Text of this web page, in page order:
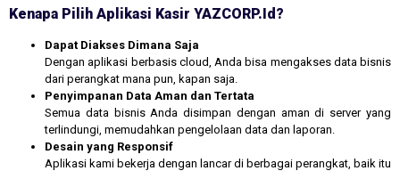
Kenapa Pilih Aplikasi Kasir YAZCORP.id?
Dapat Diakses Dimana Saja
Dengan aplikasi berbasis cloud, Anda bisa mengakses data bisnis
dari perangkat mana pun, kapan saja.
Penyimpanan Data Aman dan Tertata
Semua data bisnis Anda disimpan dengan aman di server yang
terlindungi, memudahkan pengelolaan data dan laporan.
Desain yang Responsif
Aplikasi kami bekerja dengan lancar di berbagai perangkat, baik itu